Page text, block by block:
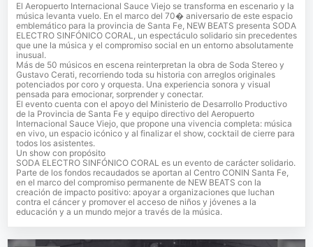
El Aeropuerto Internacional Sauce Viejo se transforma en escenario y la
música levanta vuelo. En el marco del 70� aniversario de este espacio
emblemático para la provincia de Santa Fe, NEW BEATS presenta SODA
ELECTRO SINFÓNICO CORAL, un espectáculo solidario sin precedentes
que une la música y el compromiso social en un entorno absolutamente
inusual.
Más de 50 músicos en escena reinterpretan la obra de Soda Stereo y
Gustavo Cerati, recorriendo toda su historia con arreglos originales
potenciados por coro y orquesta. Una experiencia sonora y visual
pensada para emocionar, sorprender y conectar.
El evento cuenta con el apoyo del Ministerio de Desarrollo Productivo
de la Provincia de Santa Fe y equipo directivo del Aeropuerto
Internacional Sauce Viejo, que propone una vivencia completa: música
en vivo, un espacio icónico y al finalizar el show, cocktail de cierre para
todos los asistentes.
Un show con propósito
SODA ELECTRO SINFÓNICO CORAL es un evento de carácter solidario.
Parte de los fondos recaudados se aportan al Centro CONIN Santa Fe,
en el marco del compromiso permanente de NEW BEATS con la
creación de impacto positivo: apoyar a organizaciones que luchan
contra el cáncer y promover el acceso de niños y jóvenes a la
educación y a un mundo mejor a través de la música.